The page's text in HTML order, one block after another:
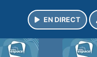
EN DIRECT